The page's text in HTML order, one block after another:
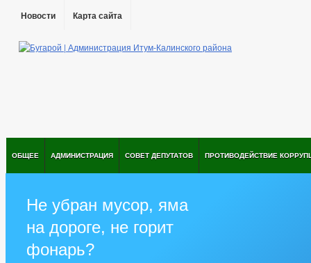
Новости Карта сайта
ОБЩЕЕ АДМИНИСТРАЦИЯ СОВЕТ ДЕПУТАТОВ ПРОТИВОДЕЙСТВИЕ
Не убран мусор, яма
на дороге, не горит
фонарь?